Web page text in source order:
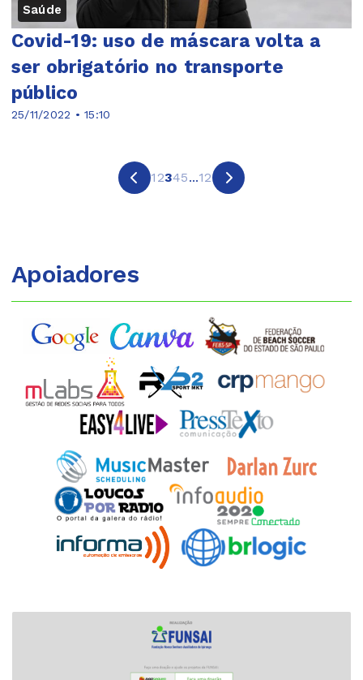
Saúde
25/11/2022 • 15:10
Covid-19: uso de máscara volta a
ser obrigatório no transporte
público
12345...12
Apoiadores